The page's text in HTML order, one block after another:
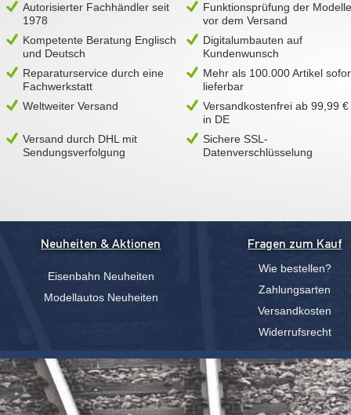
Autorisierter Fachhändler seit
1978
Funktionsprüfung der Modelle
vor dem Versand
Kompetente Beratung Englisch
und Deutsch
Digitalumbauten auf
Kundenwunsch
Reparaturservice durch eine
Fachwerkstatt
Mehr als 100.000 Artikel
lieferbar
Weltweiter Versand
Versandkostenfrei ab 99,99 €
in DE
Versand durch DHL mit
Sendungsverfolgung
Sichere SSL-
Datenverschlüsselung
Neuheiten & Aktionen
Eisenbahn Neuheiten
Modellautos Neuheiten
Fragen zum Kauf
Wie bestellen?
Zahlungsarten
Versandkosten
Widerrufsrecht